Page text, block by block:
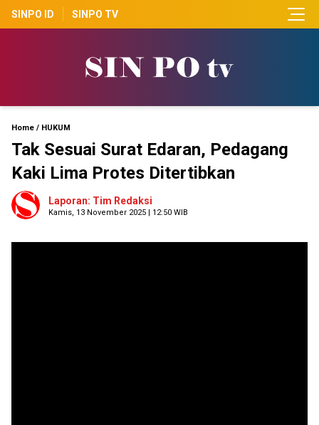
SINPO ID SINPO TV
Home / HUKUM
Tak Sesuai Surat Edaran, Pedagang
Kaki Lima Protes Ditertibkan
Laporan: Tim Redaksi
Kamis, 13 November 2025 | 12:50 WIB